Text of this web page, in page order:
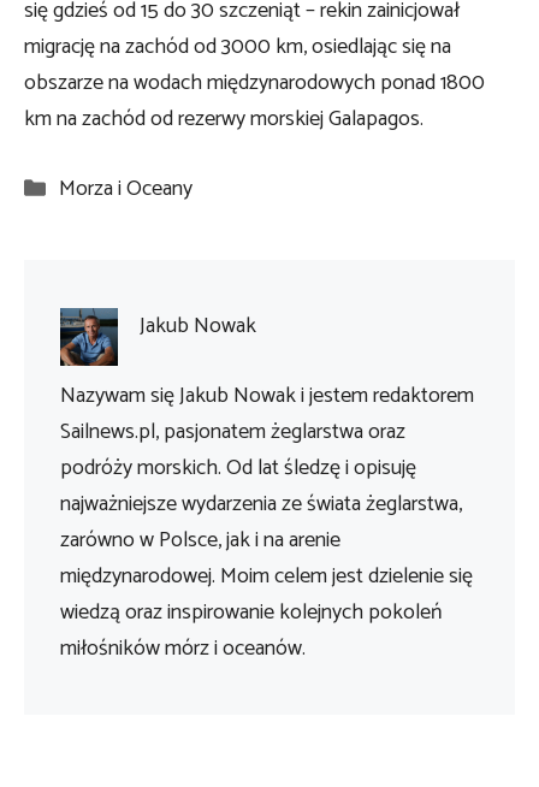
się gdzieś od 15 do 30 szczeniąt – rekin zainicjował
migrację na zachód od 3000 km, osiedlając się na
obszarze na wodach międzynarodowych ponad 1800
km na zachód od rezerwy morskiej Galapagos.
Kategorie
Morza i Oceany
Jakub Nowak
Nazywam się Jakub Nowak i jestem redaktorem
Sailnews.pl, pasjonatem żeglarstwa oraz
podróży morskich. Od lat śledzę i opisuję
najważniejsze wydarzenia ze świata żeglarstwa,
zarówno w Polsce, jak i na arenie
międzynarodowej. Moim celem jest dzielenie się
wiedzą oraz inspirowanie kolejnych pokoleń
miłośników mórz i oceanów.